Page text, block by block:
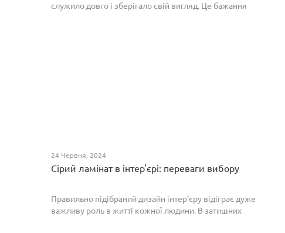
служило довго і зберігало свій вигляд. Це бажання
24 Червня, 2024
Сірий ламінат в інтер'єрі: переваги вибору
Правильно підібраний дизайн інтер'єру відіграє дуже
важливу роль в житті кожної людини. В затишних